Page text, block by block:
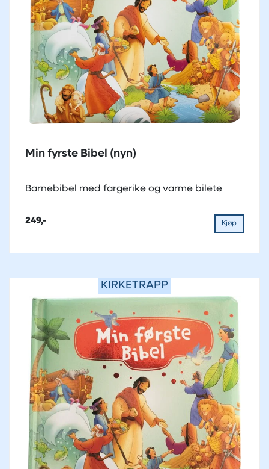
Min fyrste Bibel (nyn)
Barnebibel med fargerike og varme bilete
249,- Kjøp
KIRKETRAPP